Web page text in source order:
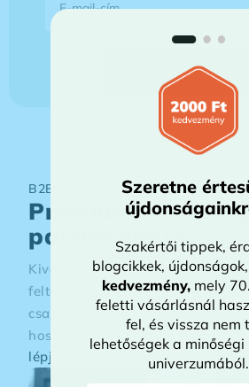
B2B ÉRTÉKESÍTÉS
Prémium
partnereknek
Kiváló állapotú üzleti laptopok,
feltételekkel. Optimalizált
csapatára szabva, dedikált
hosszú távú sikerhez.
lépjünk kapcsolatba →
Szeretne
Szakértői tippek,
blogcikkek, újdonságok,
kedvezmény, mely
feletti vásárlásnál
fel, és vissza nem
lehetőségek a
univerzumából.